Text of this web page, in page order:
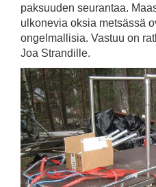
paksuuden seurantaa.
ulkonevia oksia metsässä
ongelmallisia. Vastuu on
Joa Strandille.